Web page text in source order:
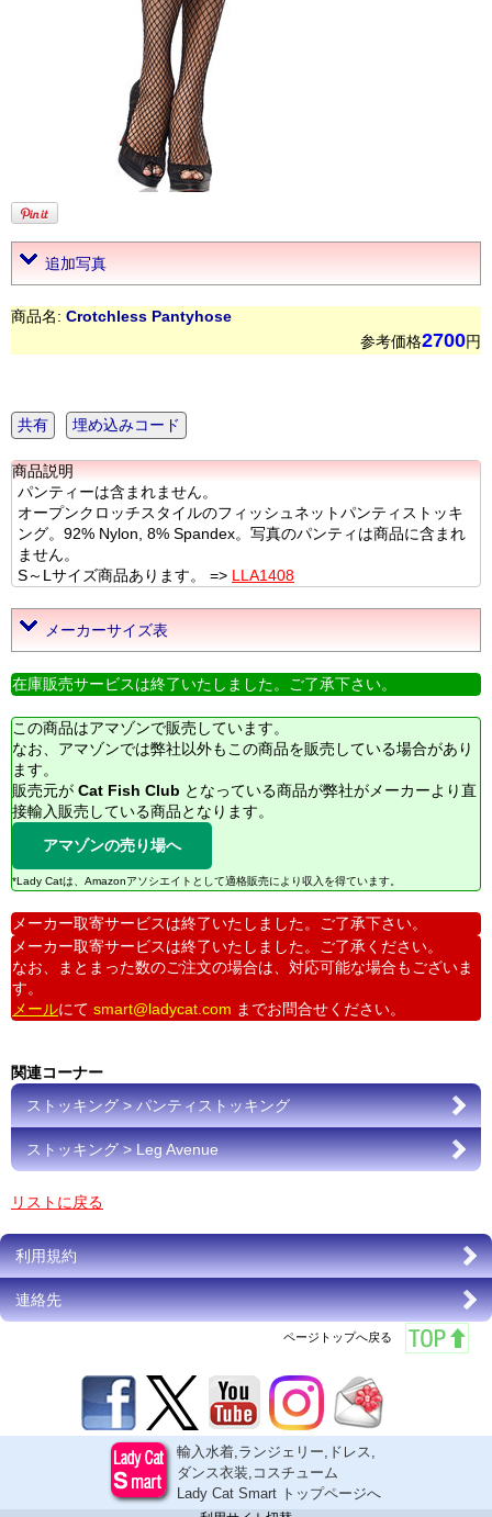
追加写真
商品名: Crotchless Pantyhose
参考価格2700円
共有 埋め込みコード
商品説明
パンティーは含まれません。
オープンクロッチスタイルのフィッシュネットパンティストッキ
ング。92% Nylon, 8% Spandex。写真のパンティは商品に含まれ
ません。
S～Lサイズ商品あります。 => LLA1408
メーカーサイズ表
在庫販売サービスは終了いたしました。ご了承下さい。
この商品はアマゾンで販売しています。
なお、アマゾンでは弊社以外もこの商品を販売している場合があり
ます。
販売元が Cat Fish Club となっている商品が弊社がメーカーより直
接輸入販売している商品となります。
アマゾンの売り場へ
*Lady Catは、Amazonアソシエイトとして適格販売により収入を得ています。
メーカー取寄サービスは終了いたしました。ご了承下さい。
メーカー取寄サービスは終了いたしました。ご了承ください。
なお、まとまった数のご注文の場合は、対応可能な場合もございま
す。
メールにて smart@ladycat.com までお問合せください。
関連コーナー
ストッキング > パンティストッキング
ストッキング > Leg Avenue
リストに戻る
利用規約
連絡先
ページトップへ戻る
輸入水着,ランジェリー,ドレス,
ダンス衣装,コスチューム
Lady Cat Smart トップページへ